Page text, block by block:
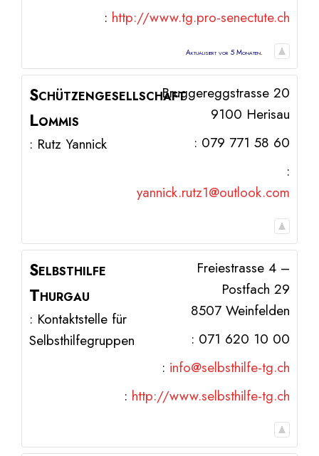
: http://www.tg.pro-senectute.ch
Aktualisiert vor 5 Monaten.
Schützengesellschaft
Lommis
: Rutz Yannick
Bruggereggstrasse 20
9100 Herisau
: 079 771 58 60
:
yannick.rutz1@outlook.com
Selbsthilfe
Thurgau
: Kontaktstelle für
Selbsthilfegruppen
Freiestrasse 4 –
Postfach 29
8507 Weinfelden
: 071 620 10 00
: info@selbsthilfe-tg.ch
: http://www.selbsthilfe-tg.ch